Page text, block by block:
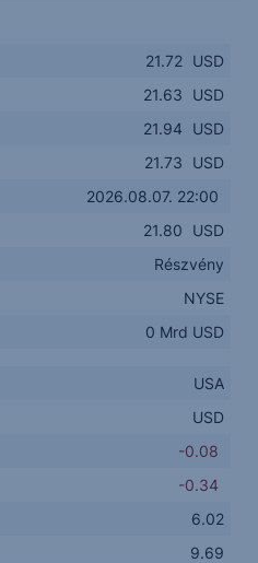
21.72 USD
21.63
USD
21.94
USD
21.73
USD
2026.08.07. 22:00
21.80
USD
Részvény
NYSE
0 Mrd USD
USA
USD
-0.08
-0.34
6.02
9.69